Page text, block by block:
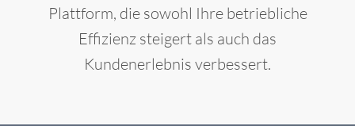
Plattform, die sowohl Ihre betriebliche
Effizienz steigert als auch das
Kundenerlebnis verbessert.